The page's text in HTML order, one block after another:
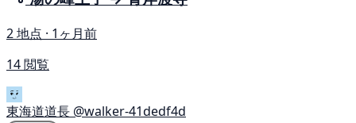
2 地点 · 1ヶ月前
14 閲覧
東海道道長 @walker-41dedf4d